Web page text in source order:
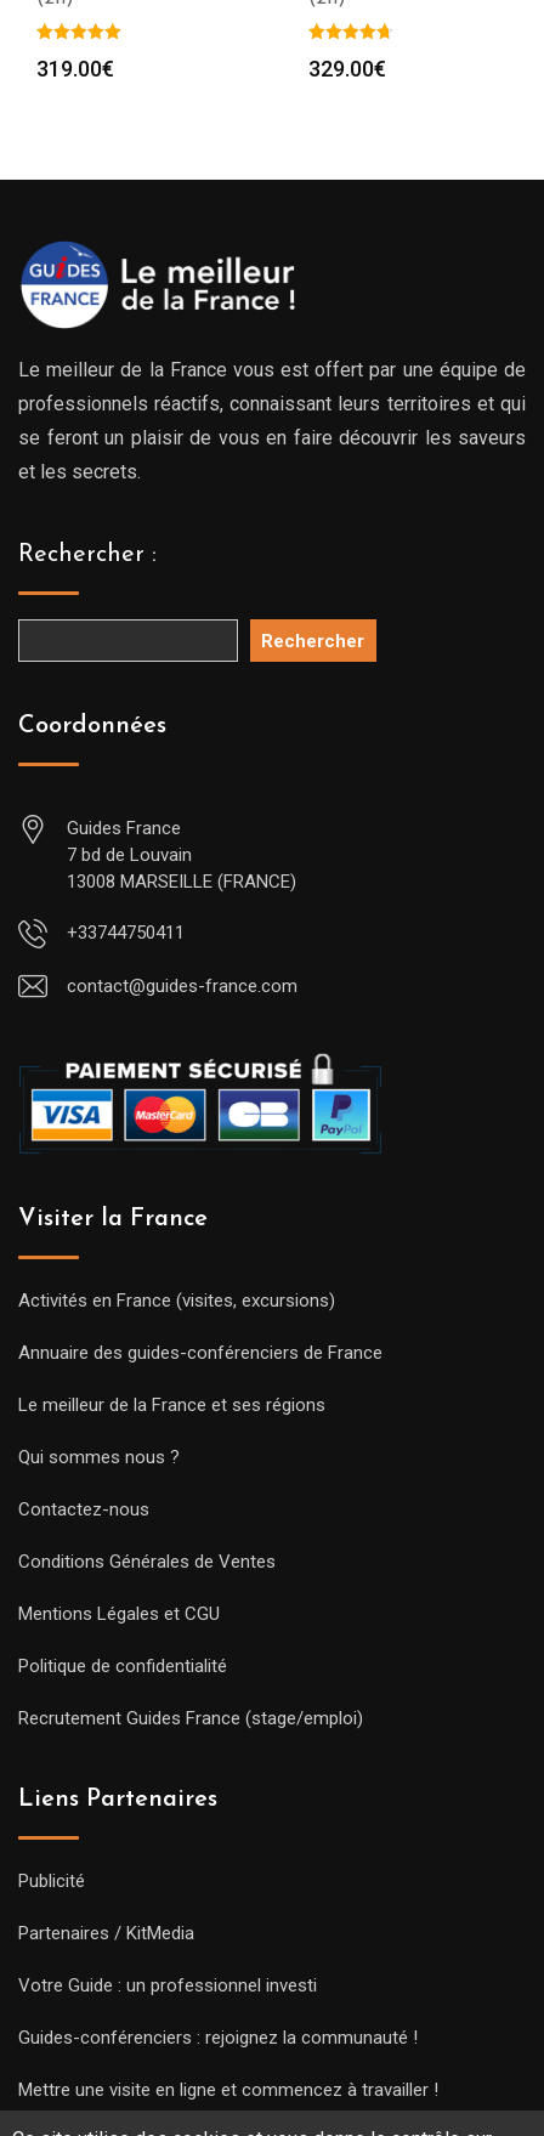
319.00€ 329.00€
Le meilleur de la France vous est offert par une équipe de
professionnels réactifs, connaissant leurs territoires et qui
se feront un plaisir de vous en faire découvrir les saveurs
et les secrets.
Rechercher :
Rechercher
Coordonnées
Guides France
7 bd de Louvain
13008 MARSEILLE (FRANCE)
+33744750411
contact@guides-france.com
Visiter la France
Activités en France (visites, excursions)
Annuaire des guides-conférenciers de France
Le meilleur de la France et ses régions
Qui sommes nous ?
Contactez-nous
Conditions Générales de Ventes
Mentions Légales et CGU
Politique de confidentialité
Recrutement Guides France (stage/emploi)
Liens Partenaires
Publicité
Partenaires / KitMedia
Votre Guide : un professionnel investi
Guides-conférenciers : rejoignez la communauté !
Mettre une visite en ligne et commencez à travailler !